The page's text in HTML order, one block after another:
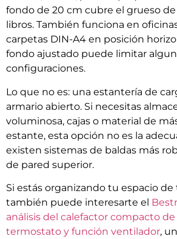
fondo de 20 cm cubre el grueso
libros. También funciona en
carpetas DIN-A4 en posición
fondo ajustado puede limitar
configuraciones.
Lo que no es: una estantería de
armario abierto. Si necesitas
voluminosa, cajas o material de
estante, esta opción no es la
existen sistemas de baldas más
de pared superior.
Si estás organizando tu espacio de
también puede interesarte el
análisis del calefactor compacto
termostato y función ventilador,